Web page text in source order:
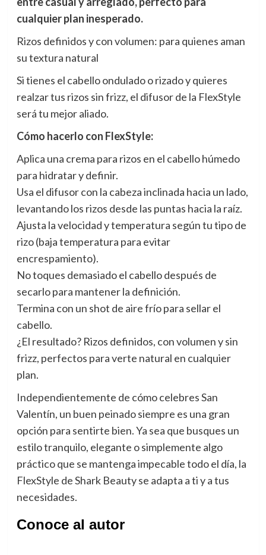
cualquier plan inesperado.
Rizos definidos y con volumen: para quienes aman
su textura natural
Si tienes el cabello ondulado o rizado y quieres
realzar tus rizos sin frizz, el difusor de la FlexStyle
será tu mejor aliado.
Cómo hacerlo con FlexStyle:
Aplica una crema para rizos en el cabello húmedo
para hidratar y definir.
Usa el difusor con la cabeza inclinada hacia un lado,
levantando los rizos desde las puntas hacia la raíz.
Ajusta la velocidad y temperatura según tu tipo de
rizo (baja temperatura para evitar
encrespamiento).
No toques demasiado el cabello después de
secarlo para mantener la definición.
Termina con un shot de aire frío para sellar el
cabello.
¿El resultado? Rizos definidos, con volumen y sin
frizz, perfectos para verte natural en cualquier
plan.
Independientemente de cómo celebres San
Valentín, un buen peinado siempre es una gran
opción para sentirte bien. Ya sea que busques un
estilo tranquilo, elegante o simplemente algo
práctico que se mantenga impecable todo el día, la
FlexStyle de Shark Beauty se adapta a ti y a tus
necesidades.
Conoce al autor